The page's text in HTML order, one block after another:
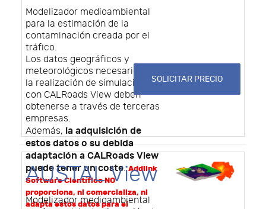
Modelizador medioambiental
para la estimación de la
contaminación creada por el
tráfico.
Los datos geográficos y
meteorológicos necesarios para
la realización de simulaciones
con CALRoads View deben
obtenerse a través de terceras
empresas.
Además, la adquisición de
estos datos o su debida
adaptación a CALRoads View
puede tener un coste.Addlink
Software Científico NO
proporciona, ni comercializa, ni
adapta estos datos para el
SOLICITAR PRECIO
AUSTAL View
Modelizador medioambiental